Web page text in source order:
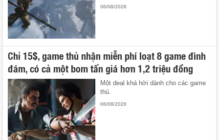
06/08/2026
Chỉ 15$, game thủ nhận miễn phí loạt 8 game đình
đám, có cả một bom tấn giá hơn 1,2 triệu đồng
Một deal khá hời dành cho các game
thủ.
06/08/2026